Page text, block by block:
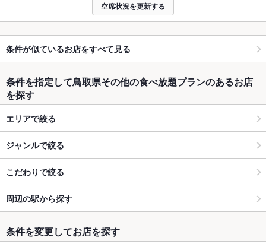
空席状況を更新する
条件が似ているお店をすべて見る
条件を指定して鳥取県その他の食べ放題プランのあるお店
を探す
エリアで絞る
ジャンルで絞る
こだわりで絞る
周辺の駅から探す
条件を変更してお店を探す